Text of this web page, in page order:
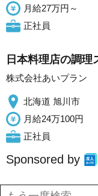
月給27万円～
正社員
日本料理店の調理
株式会社あいプラン
北海道 旭川市
月給24万100円
正社員
Sponsored by